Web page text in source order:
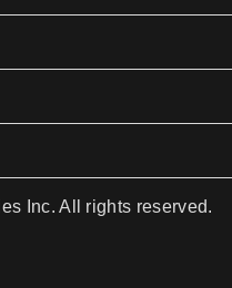
Inc. All rights reserved.